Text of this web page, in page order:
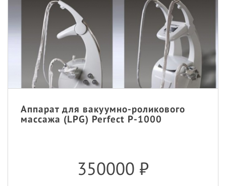
Аппарат для вакуумно-роликового
массажа (LPG) Perfect P-1000
350000 ₽